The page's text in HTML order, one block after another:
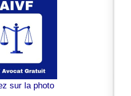
sur la photo